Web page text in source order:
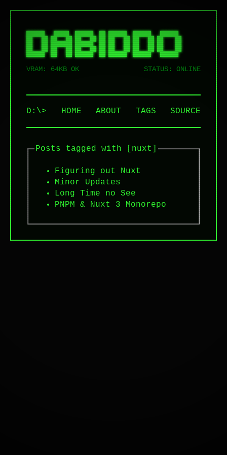
██████   █████  ██████  ██ ██████  ██████   ██████
██   ██ ██   ██ ██   ██ ██ ██   ██ ██   ██ ██    ██
██   ██ ███████ ██████  ██ ██   ██ ██   ██ ██    ██
██   ██ ██   ██ ██   ██ ██ ██   ██ ██   ██ ██    ██
VRAM: 64KB OK STATUS: ONLINE
D:\> HOME ABOUT TAGS SOURCE
Posts tagged with [nuxt]
Figuring out Nuxt
Minor Updates
Long Time no See
PNPM & Nuxt 3 Monorepo